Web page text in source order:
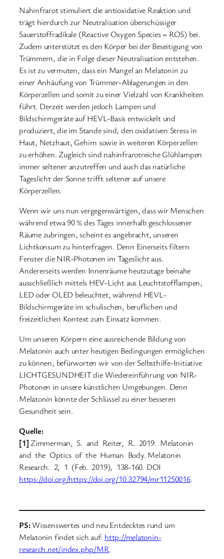
Nahinfrarot stimuliert die antioxidative Reaktion und
trägt hierdurch zur Neutralisation überschüssiger
Sauerstoffradikale (Reactive Oxygen Species = ROS) bei.
Zudem unterstützt es den Körper bei der Beseitigung von
Trümmern, die in Folge dieser Neutralisation entstehen.
Es ist zu vermuten, dass ein Mangel an Melatonin zu
einer Anhäufung von Trümmer-Ablagerungen in den
Körperzellen und somit zu einer Vielzahl von Krankheiten
führt. Derzeit werden jedoch Lampen und
Bildschirmgeräte auf HEVL-Basis entwickelt und
produziert, die im Stande sind, den oxidativen Stress in
Haut, Netzhaut, Gehirn sowie in weiteren Körperzellen
zu erhöhen. Zugleich sind nahinfrarotreiche Glühlampen
immer seltener anzutreffen und auch das natürliche
Tageslicht der Sonne trifft seltener auf unsere
Körperzellen.
Wenn wir uns nun vergegenwärtigen, dass wir Menschen
während etwa 90 % des Tages innerhalb geschlossener
Räume zubringen, scheint es angebracht, unseren
Lichtkonsum zu hinterfragen. Denn Einerseits filtern
Fenster die NIR-Photonen im Tageslicht aus.
Andererseits werden Innenräume heutzutage beinahe
ausschließlich mittels HEV-Licht aus Leuchtstofflampen,
LED oder OLED beleuchtet, während HEVL-
Bildschirmgeräte im schulischen, beruflichen und
freizeitlichen Kontext zum Einsatz kommen.
Um unseren Körpern eine ausreichende Bildung von
Melatonin auch unter heutigen Bedingungen ermöglichen
zu können, befürworten wir von der Selbsthilfe-Initiative
LICHTGESUNDHEIT die Wiedereinführung von NIR-
Photonen in unsere künstlichen Umgebungen. Denn
Melatonin könnte der Schlüssel zu einer besseren
Gesundheit sein.
Quelle:
[1] Zimmerman, S. and Reiter, R. 2019. Melatonin
and the Optics of the Human Body. Melatonin
Research. 2, 1 (Feb. 2019), 138-160. DOI
https://doi.org/https://doi.org/10.32794/mr11250016.
PS:Wissenswertes und neu Entdecktes rund um
Melatonin findet sich auf: http://melatonin-
research.net/index.php/MR